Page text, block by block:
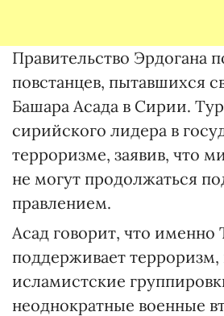
Правительство Эрдогана
повстанцев, пытавшихся
Башара Асада в Сирии.
сирийского лидера в
терроризме, заявив, что
не могут продолжаться
правлением.
Асад говорит, что именно
поддерживает терроризм,
исламистские
неоднократные военные